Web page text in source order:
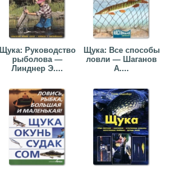
Щука: Руководство
рыболова —
Линднер Э....
Щука: Все способы
ловли — Шаганов
А....